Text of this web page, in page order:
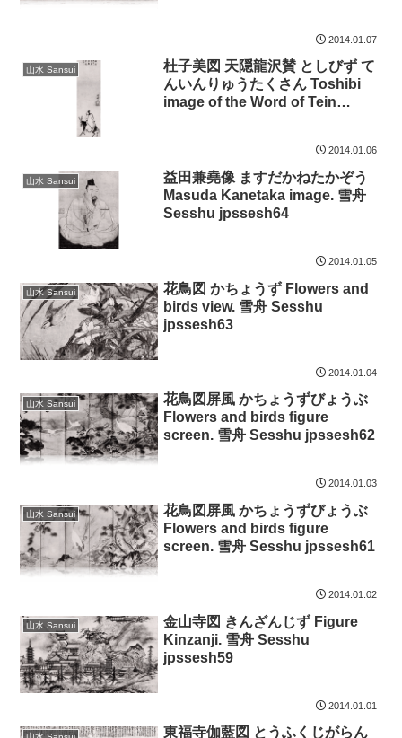
2014.01.07
山水 Sansui
杜子美図 天隠龍沢賛 としびず て
んいんりゅうたくさん Toshibi
image of the Word of Tein
2014.01.06
山水 Sansui
益田兼堯像 ますだかねたかぞう
Masuda Kanetaka image. 雪舟
Sesshu jpssesh64
2014.01.05
山水 Sansui
花鳥図 かちょうず Flowers and
birds view. 雪舟 Sesshu
jpssesh63
2014.01.04
山水 Sansui
花鳥図屏風 かちょうずびょうぶ
Flowers and birds figure
screen. 雪舟 Sesshu jpssesh62
2014.01.03
山水 Sansui
花鳥図屏風 かちょうずびょうぶ
Flowers and birds figure
screen. 雪舟 Sesshu jpssesh61
2014.01.02
山水 Sansui
金山寺図 きんざんじず Figure
Kinzanji. 雪舟 Sesshu
jpssesh59
2014.01.01
東福寺伽藍図 とうふくじがらん